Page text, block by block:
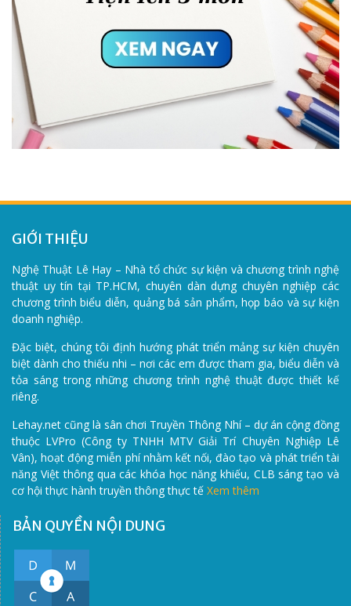
GIỚI THIỆU
Nghệ Thuật Lê Hay – Nhà tổ chức sự kiện và chương trình nghệ
thuật uy tín tại TP.HCM, chuyên dàn dựng chuyên nghiệp các
chương trình biểu diễn, quảng bá sản phẩm, họp báo và sự kiện
doanh nghiệp.
Đặc biệt, chúng tôi định hướng phát triển mảng sự kiện chuyên
biệt dành cho thiếu nhi – nơi các em được tham gia, biểu diễn và
tỏa sáng trong những chương trình nghệ thuật được thiết kế
riêng.
Lehay.net cũng là sân chơi Truyền Thông Nhí – dự án cộng đồng
thuộc LVPro (Công ty TNHH MTV Giải Trí Chuyên Nghiệp Lê
Vân), hoạt động miễn phí nhằm kết nối, đào tạo và phát triển tài
năng Việt thông qua các khóa học năng khiếu, CLB sáng tạo và
cơ hội thực hành truyền thông thực tế Xem thêm
BẢN QUYỀN NỘI DUNG